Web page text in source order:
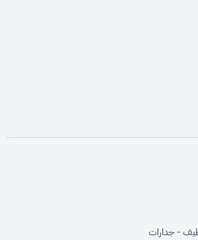
opens in
opens
opens in
opens in new
opens in
opens
opens in
opens
opens in
opens in new
- جداراتopens in new window